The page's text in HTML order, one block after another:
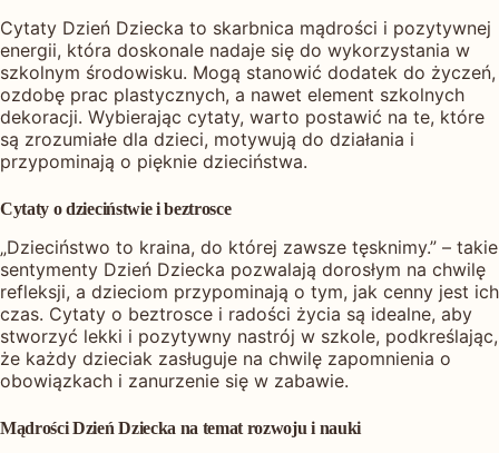
Cytaty Dzień Dziecka to skarbnica mądrości i pozytywnej
energii, która doskonale nadaje się do wykorzystania w
szkolnym środowisku. Mogą stanowić dodatek do życzeń,
ozdobę prac plastycznych, a nawet element szkolnych
dekoracji. Wybierając cytaty, warto postawić na te, które
są zrozumiałe dla dzieci, motywują do działania i
przypominają o pięknie dzieciństwa.
Cytaty o dzieciństwie i beztrosce
„Dzieciństwo to kraina, do której zawsze tęsknimy.” – takie
sentymenty Dzień Dziecka pozwalają dorosłym na chwilę
refleksji, a dzieciom przypominają o tym, jak cenny jest ich
czas. Cytaty o beztrosce i radości życia są idealne, aby
stworzyć lekki i pozytywny nastrój w szkole, podkreślając,
że każdy dzieciak zasługuje na chwilę zapomnienia o
obowiązkach i zanurzenie się w zabawie.
Mądrości Dzień Dziecka na temat rozwoju i nauki